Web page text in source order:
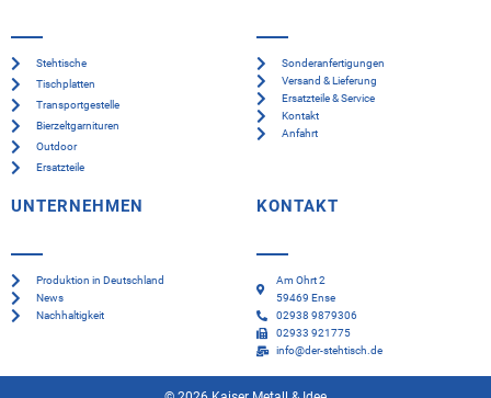
Stehtische
Tischplatten
Transportgestelle
Bierzeltgarnituren
Outdoor
Ersatzteile
Sonderanfertigungen
Versand & Lieferung
Ersatzteile & Service
Kontakt
Anfahrt
UNTERNEHMEN
Produktion in Deutschland
News
Nachhaltigkeit
KONTAKT
Am Ohrt 2
59469 Ense
02938 9879306
02933 921775
info@der-stehtisch.de